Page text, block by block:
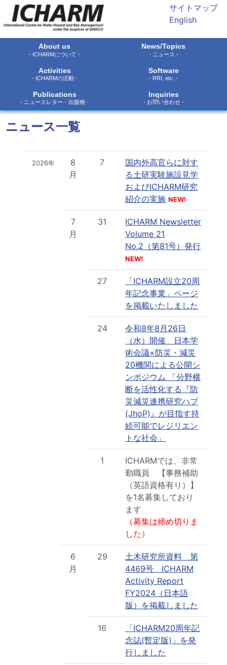
サイトマップ
English
About us
- ICHARMについて -
News/Topics
- ニュース -
Activities
- ICHARMの活動 -
Software
- RRI, etc. -
Publications
- ニュースレター・出版物 -
Inquiries
- お問い合わせ -
ニュース一覧
2026年
8
月
7
国内外高官らに対す
る土研実験施設見学
およびICHARM研究
紹介の実施 NEW!
7
月
31
ICHARM Newsletter
Volume 21
No.2（第81号）発行
NEW!
27
「ICHARM設立20周
年記念事業」ページ
を掲載いたしました
24
令和8年8月26日
（水）開催 日本学
術会議×防災・減災
20機関による公開シ
ンポジウム 「分野横
断を活性化する『防
災減災連携研究ハブ
(JhoP)』が目指す持
続可能でレジリエン
トな社会」
1
ICHARMでは、非常
勤職員 【事務補助
（英語資格有り）】
を1名募集しており
ます
（募集は締め切りま
した）
6
月
29
土木研究所資料 第
4469号 ICHARM
Activity Report
FY2024（日本語
版）を掲載しました
16
「ICHARM20周年記
念誌(暫定版)」を発
行しました